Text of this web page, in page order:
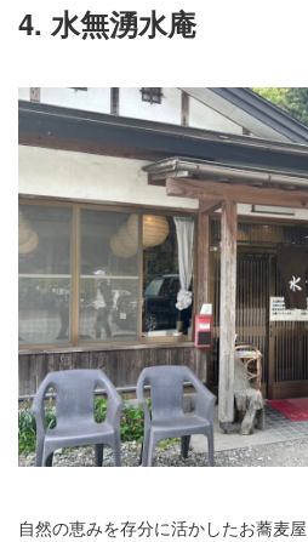
4. 水無湧水庵
自然の恵みを存分に活かしたお蕎麦